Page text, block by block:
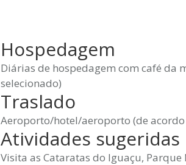
Hospedagem
Diárias de hospedagem com café da
selecionado)
Traslado
Aeroporto/hotel/aeroporto (de
Atividades sugeridas
Visita as Cataratas do Iguaçu,